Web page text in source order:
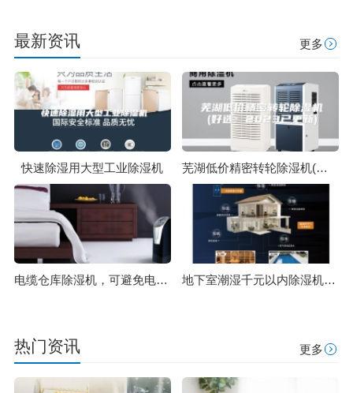
最新资讯 更多
快速除湿用大型工业除湿机 芜湖低价精密转轮除湿机(好选：2023已更新)
电缆仓库除湿机，可避免电缆受潮 地下室潮湿千元以内除湿机可以解决吗？
热门资讯 更多